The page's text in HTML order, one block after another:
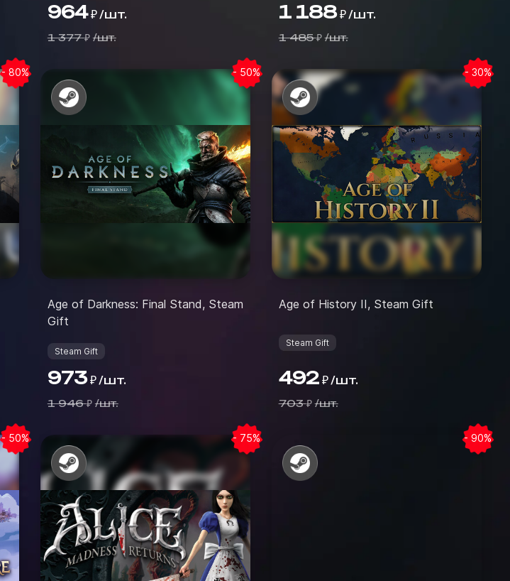
964 ₽ /шт.
1 377 ₽ /шт.
1 188 ₽ /шт.
1 485 ₽ /шт.
- 80% - 50%
Age of Darkness: Final Stand, Steam
Gift
Steam Gift
973 ₽ /шт.
1 946 ₽ /шт.
- 30%
Age of History II, Steam Gift
Steam Gift
492 ₽ /шт.
703 ₽ /шт.
- 50% - 75% - 90%